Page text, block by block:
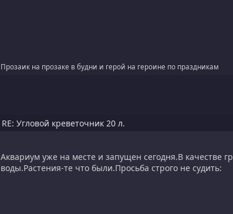
Прозаик на прозаке в будни и герой на героине по праздникам
RE: Угловой креветочник 20 л.
Аквариум уже на месте и запущен сегодня.В качестве
воды.Растения-те что были.Просьба строго не судить: